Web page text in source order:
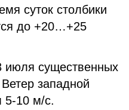
суток столбики
до +20…+25
существенных
западной
5-10 м/с.